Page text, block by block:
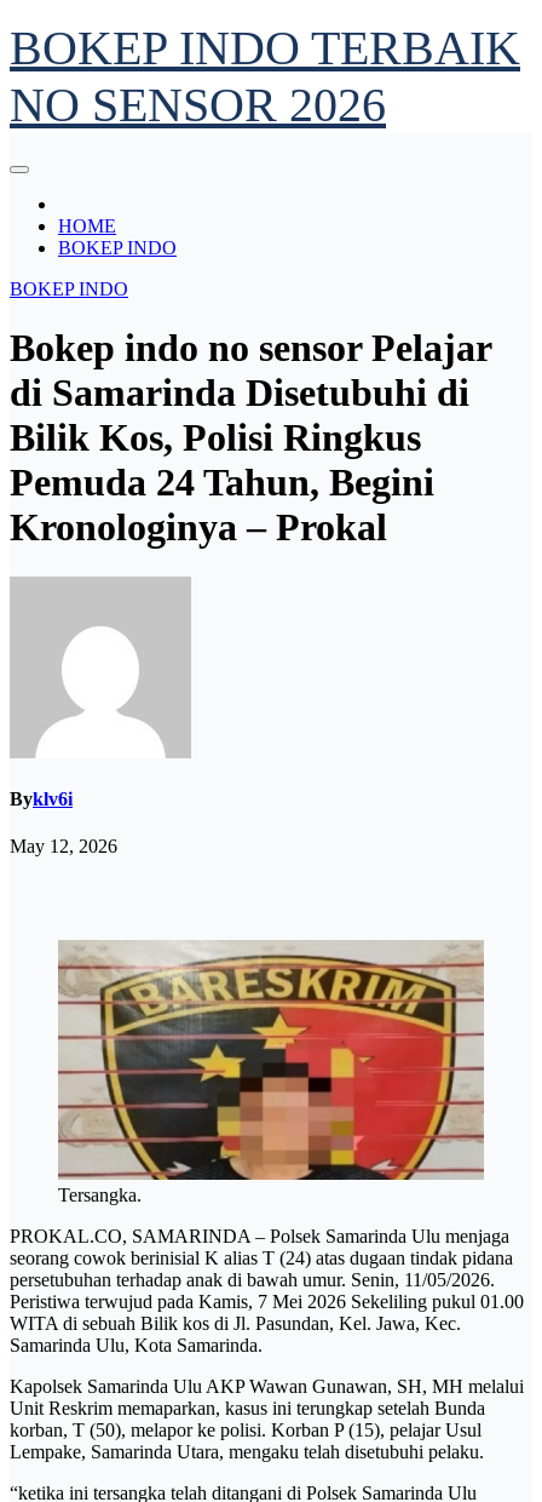
Skip
to
content
BOKEP INDO TERBAIK
NO SENSOR 2026
HOME
BOKEP INDO
BOKEP INDO
Bokep indo no sensor Pelajar
di Samarinda Disetubuhi di
Bilik Kos, Polisi Ringkus
Pemuda 24 Tahun, Begini
Kronologinya – Prokal
Byklv6i
May 12, 2026
Tersangka.
PROKAL.CO, SAMARINDA – Polsek Samarinda Ulu menjaga
seorang cowok berinisial K alias T (24) atas dugaan tindak pidana
persetubuhan terhadap anak di bawah umur. Senin, 11/05/2026.
Peristiwa terwujud pada Kamis, 7 Mei 2026 Sekeliling pukul 01.00
WITA di sebuah Bilik kos di Jl. Pasundan, Kel. Jawa, Kec.
Samarinda Ulu, Kota Samarinda.
Kapolsek Samarinda Ulu AKP Wawan Gunawan, SH, MH melalui
Unit Reskrim memaparkan, kasus ini terungkap setelah Bunda
korban, T (50), melapor ke polisi. Korban P (15), pelajar Usul
Lempake, Samarinda Utara, mengaku telah disetubuhi pelaku.
“ketika ini tersangka telah ditangani di Polsek Samarinda Ulu